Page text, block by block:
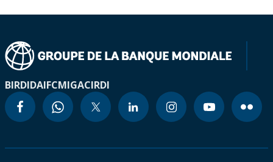
BIRDIDAIFCMIGACIRDI